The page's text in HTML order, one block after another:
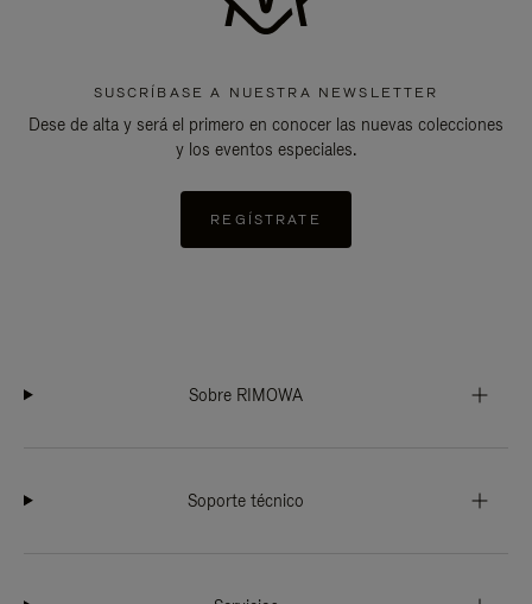
SUSCRÍBASE A NUESTRA NEWSLETTER
Dese de alta y será el primero en conocer las nuevas colecciones
y los eventos especiales.
REGÍSTRATE
Sobre RIMOWA
Soporte técnico